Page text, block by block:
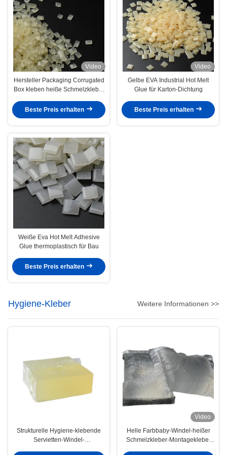
Video
Hersteller Packaging Corrugated
Box kleben heiße Schmelzkleber
Beste Preis erhalten
Video
Gelbe EVA Industrial Hot Melt
Glue für Karton-Dichtung
Beste Preis erhalten
Weiße Eva Hot Melt Adhesive
Glue thermoplastisch für Bau
Beste Preis erhalten
Hygiene-Kleber Weitere Informationen >>
Strukturelle Hygiene-klebende
Servietten-Windel-
Video
Helle Farbbaby-Windel-heißer
Schmelzkleber-Montagekleber